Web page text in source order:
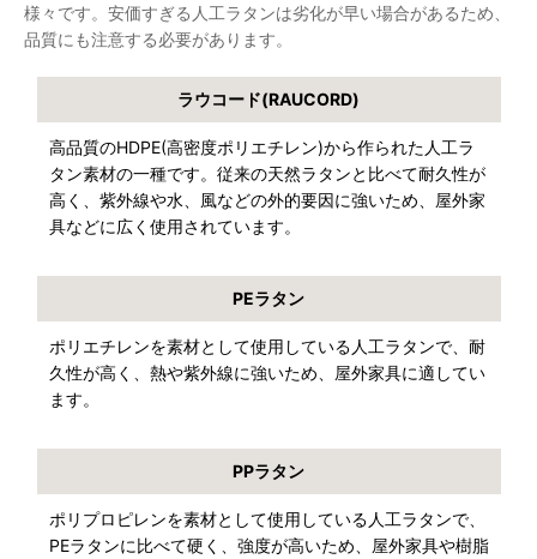
様々です。安価すぎる人工ラタンは劣化が早い場合があるため、
品質にも注意する必要があります。
ラウコード(RAUCORD)
高品質のHDPE(高密度ポリエチレン)から作られた人工ラ
タン素材の一種です。従来の天然ラタンと比べて耐久性が
高く、紫外線や水、風などの外的要因に強いため、屋外家
具などに広く使用されています。
PEラタン
ポリエチレンを素材として使用している人工ラタンで、耐
久性が高く、熱や紫外線に強いため、屋外家具に適してい
ます。
PPラタン
ポリプロピレンを素材として使用している人工ラタンで、
PEラタンに比べて硬く、強度が高いため、屋外家具や樹脂